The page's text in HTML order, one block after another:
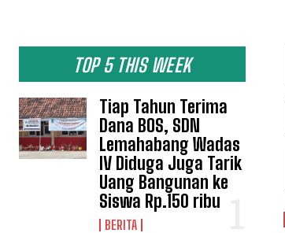
TOP 5 THIS WEEK
Tiap Tahun Terima
Dana BOS, SDN
Lemahabang Wadas
IV Diduga Juga Tarik
Uang Bangunan ke
Siswa Rp.150 ribu
BERITA